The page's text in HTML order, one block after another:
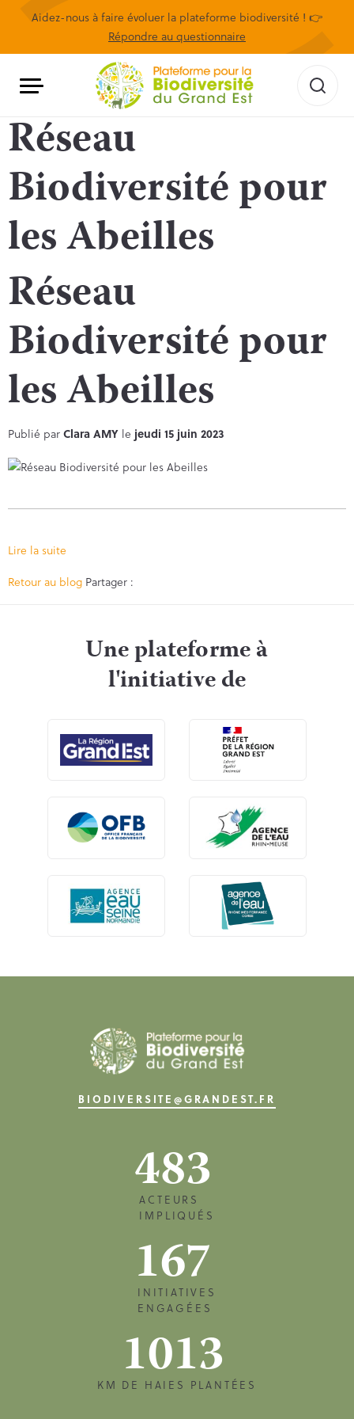
Aidez-nous à faire évoluer la plateforme biodiversité ! 👉
Répondre au questionnaire
Réseau
Biodiversité pour
les Abeilles
Réseau
Biodiversité pour
les Abeilles
Publié parClara AMY le jeudi 15 juin 2023
Lire la suite
Retour au blog Partager :
Une plateforme à
l'initiative de
BIODIVERSITE@GRANDEST.FR
483
ACTEURS
IMPLIQUÉS
167
INITIATIVES
ENGAGÉES
1013
KM DE HAIES PLANTÉES